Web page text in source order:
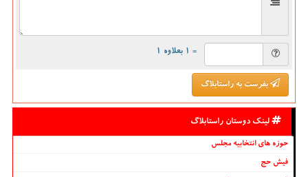
= ۱ بعلاوه ۱
بفرست به راستابلاگ
لینک دوستان راستابلاگ
حوزه های انتخابیه مجلس
فیش حج